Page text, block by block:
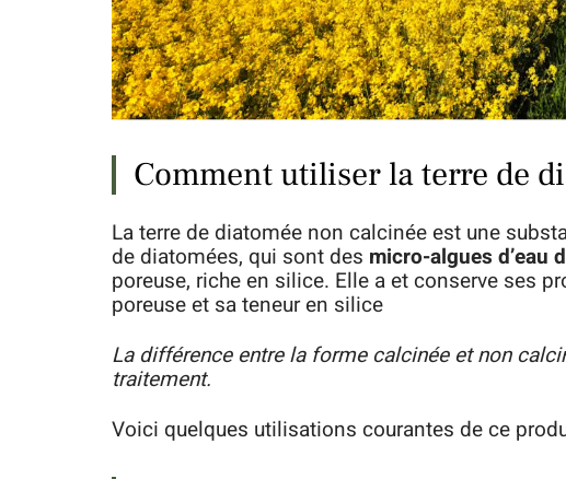
Comment utiliser la terre de
La terre de diatomée non calcinée est une
de diatomées, qui sont des micro-algues d’eau
poreuse, riche en silice. Elle a et conserve ses
poreuse et sa teneur en silice
La différence entre la forme calcinée et non
traitement.
Voici quelques utilisations courantes de ce